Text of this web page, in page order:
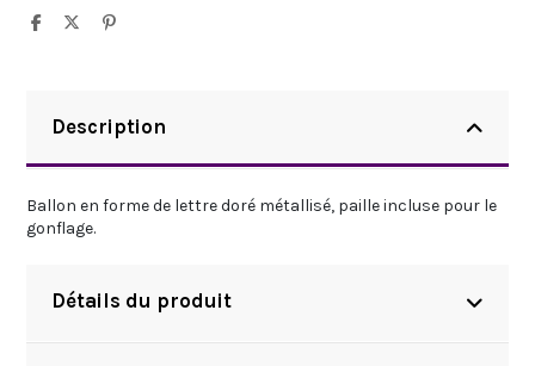
Description
Ballon en forme de lettre doré métallisé, paille incluse pour le
gonflage.
Détails du produit